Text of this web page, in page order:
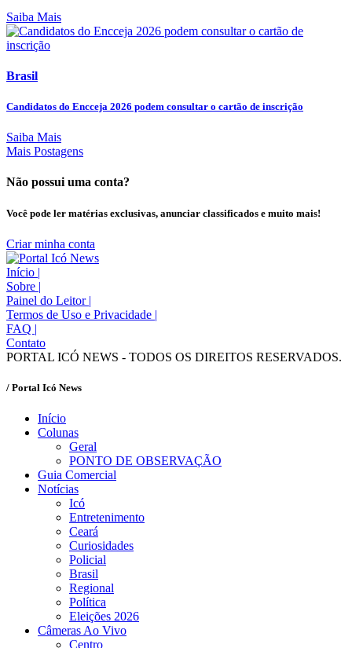
Saiba Mais
Brasil
Candidatos do Encceja 2026 podem consultar o cartão de inscrição
Saiba Mais
Mais Postagens
Não possui uma conta?
Você pode ler matérias exclusivas, anunciar classificados e muito mais!
Criar minha conta
Início |
Sobre |
Painel do Leitor |
Termos de Uso e Privacidade |
FAQ |
Contato
PORTAL ICÓ NEWS - TODOS OS DIREITOS RESERVADOS.
/ Portal Icó News
Início
Colunas
Geral
PONTO DE OBSERVAÇÃO
Guia Comercial
Notícias
Icó
Entretenimento
Ceará
Curiosidades
Policial
Brasil
Regional
Política
Eleições 2026
Câmeras Ao Vivo
Centro